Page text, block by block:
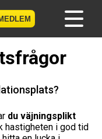
du väjningsplikt
hastigheten i god tid